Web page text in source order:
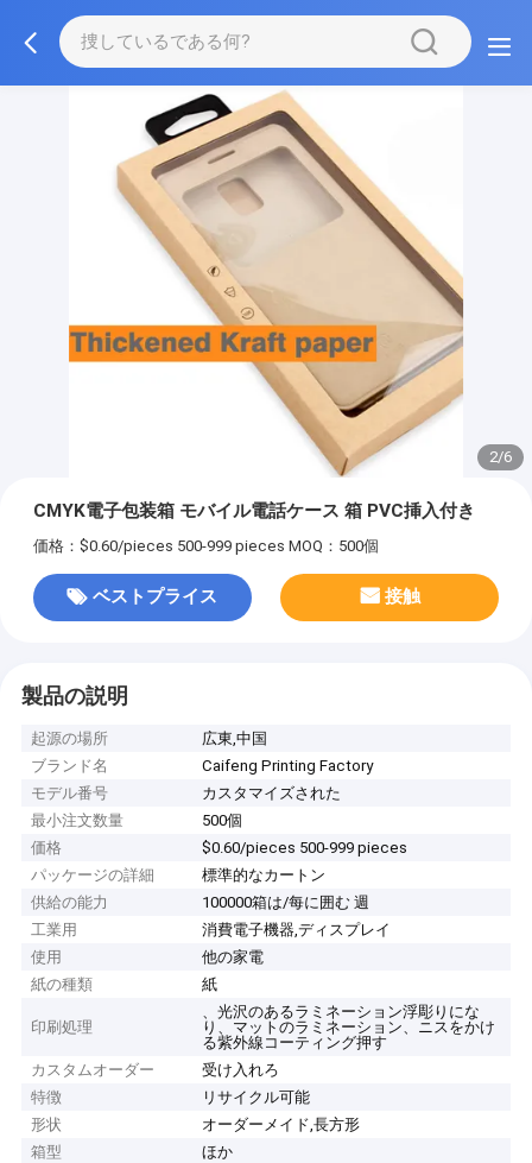
3/6
CMYK電子包装箱 モバイル電話ケース 箱 PVC挿入付き
価格：$0.60/pieces 500-999 pieces MOQ：500個
ベストプライス 接触
製品の説明
起源の場所
広東,中国
ブランド名
Caifeng Printing Factory
モデル番号
カスタマイズされた
最小注文数量
500個
価格
$0.60/pieces 500-999 pieces
パッケージの詳細
標準的なカートン
供給の能力
100000箱は/每に囲む 週
工業用
消費電子機器,ディスプレイ
使用
他の家電
紙の種類
紙
印刷処理
、光沢のあるラミネーション浮彫りにな
り、マットのラミネーション、ニスをかけ
る紫外線コーティング押す
カスタムオーダー
受け入れろ
特徴
リサイクル可能
形状
オーダーメイド,長方形
箱型
ほか